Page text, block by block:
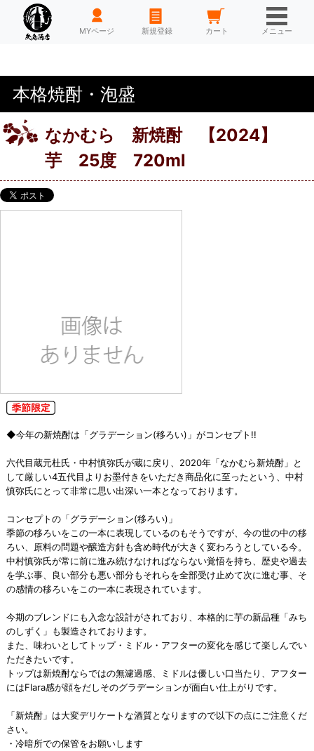
HOME MYページ 新規登録 カート メニュー
本格焼酎・泡盛
なかむら 新焼酎 【2024】
芋 25度 720ml
◆今年の新焼酎は「グラデーション(移ろい)」がコンセプト!!
六代目蔵元杜氏・中村慎弥氏が蔵に戻り、2020年「なかむら新焼酎」と
して厳しい4五代目よりお墨付きをいただき商品化に至ったという、中村
慎弥氏にとって非常に思い出深い一本となっております。
コンセプトの「グラデーション(移ろい)」
季節の移ろいをこの一本に表現しているのもそうですが、今の世の中の移
ろい、原料の問題や醸造方針も含め時代が大きく変わろうとしている今。
中村慎弥氏が常に前に進み続けなければならない覚悟を持ち、歴史や過去
を学ぶ事、良い部分も悪い部分もそれらを全部受け止めて次に進む事、そ
の感情の移ろいをこの一本に表現されています。
今期のブレンドにも入念な設計がされており、本格的に芋の新品種「みち
のしずく」も製造されております。
また、味わいとしてトップ・ミドル・アフターの変化を感じて楽しんでい
ただきたいです。
トップは新焼酎ならではの無濾過感、ミドルは優しい口当たり、アフター
にはFlara感が顔をだしそのグラデーションが面白い仕上がりです。
「新焼酎」は大変デリケートな酒質となりますので以下の点にご注意くだ
さい。
・冷暗所での保管をお願いします